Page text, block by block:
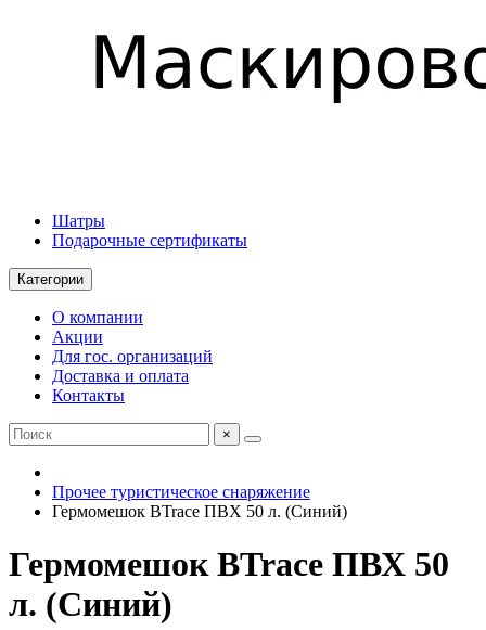
Шатры
Подарочные сертификаты
Категории
О компании
Акции
Для гос. организаций
Доставка и оплата
Контакты
×
Прочее туристическое снаряжение
Гермомешок BTrace ПВХ 50 л. (Синий)
Гермомешок BTrace ПВХ 50
л. (Синий)